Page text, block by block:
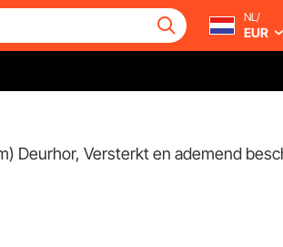
NL/
EUR
Deurhor, Versterkt en ademend